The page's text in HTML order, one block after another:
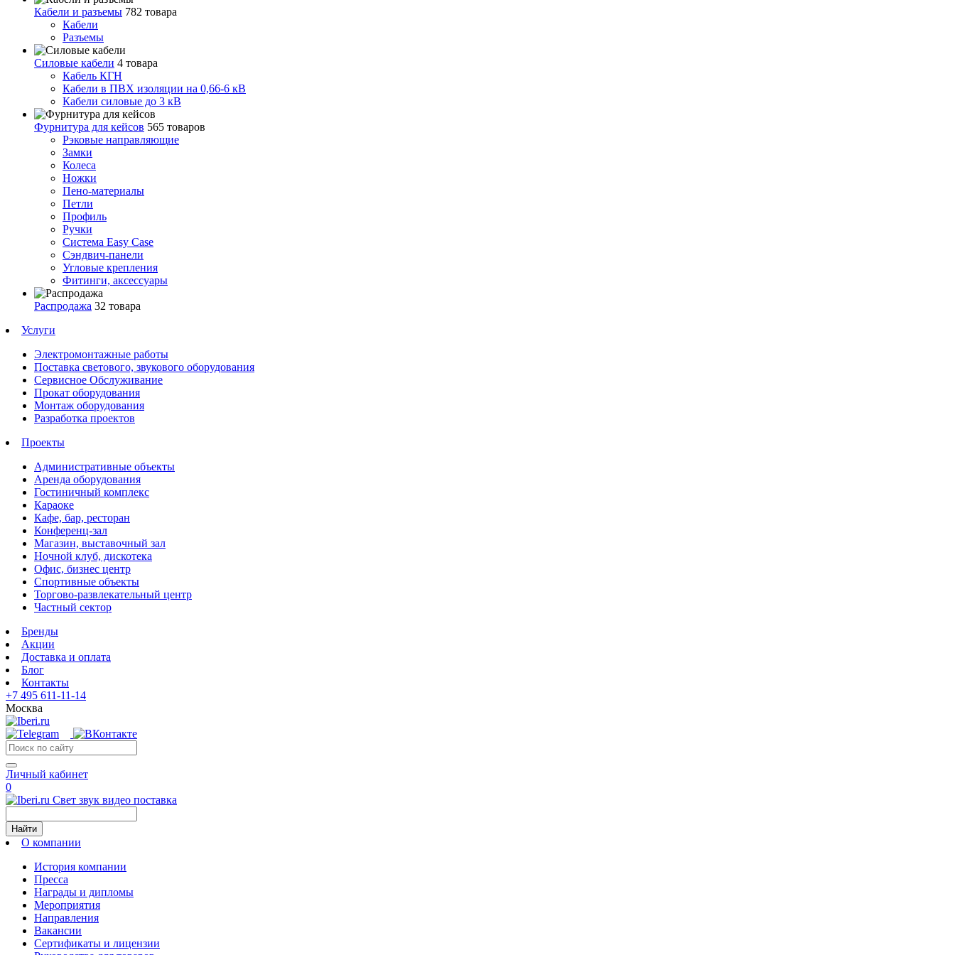
Кабели и разъемы 782 товара
Кабели
Разъемы
Силовые кабели 4 товара
Кабель КГН
Кабели в ПВХ изоляции на 0,66-6 кВ
Кабели силовые до 3 кВ
Фурнитура для кейсов 565 товаров
Рэковые направляющие
Замки
Колеса
Ножки
Пено-материалы
Петли
Профиль
Ручки
Система Easy Case
Сэндвич-панели
Угловые крепления
Фитинги, аксессуары
Распродажа 32 товара
Услуги
Электромонтажные работы
Поставка светового, звукового оборудования
Сервисное Обслуживание
Прокат оборудования
Монтаж оборудования
Разработка проектов
Проекты
Административные объекты
Аренда оборудования
Гостиничный комплекс
Караоке
Кафе, бар, ресторан
Конференц-зал
Магазин, выставочный зал
Ночной клуб, дискотека
Офис, бизнес центр
Спортивные объекты
Торгово-развлекательный центр
Частный сектор
Бренды
Акции
Доставка и оплата
Блог
Контакты
+7 495 611-11-14
Москва
Личный кабинет
0
Свет звук видео поставка
Найти
О компании
История компании
Пресса
Награды и дипломы
Мероприятия
Направления
Вакансии
Сертификаты и лицензии